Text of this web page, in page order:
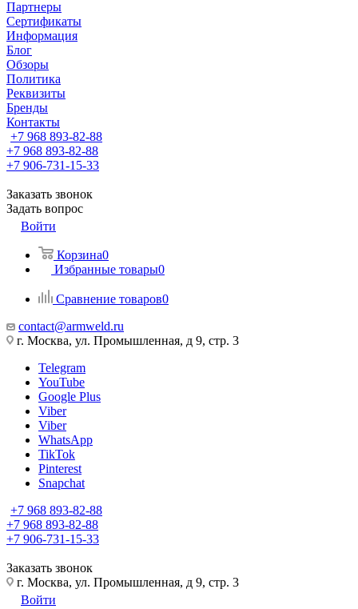
Партнеры
Сертификаты
Информация
Блог
Обзоры
Политика
Реквизиты
Бренды
Контакты
+7 968 893-82-88
+7 968 893-82-88
+7 906-731-15-33
Заказать звонок
Задать вопрос
Войти
Корзина0
Избранные товары0
Сравнение товаров0
contact@armweld.ru
г. Москва, ул. Промышленная, д 9, стр. 3
Telegram
YouTube
Google Plus
Viber
Viber
WhatsApp
TikTok
Pinterest
Snapchat
+7 968 893-82-88
+7 968 893-82-88
+7 906-731-15-33
Заказать звонок
г. Москва, ул. Промышленная, д 9, стр. 3
Войти